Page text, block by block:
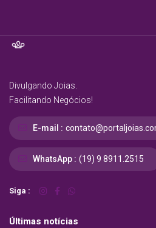
Divulgando Joias.
Facilitando Negócios!
E-mail :
WhatsApp : (19) 9 8911.2515
Siga :
Últimas notícias